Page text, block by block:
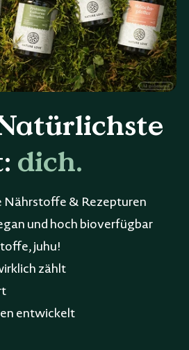
dich.
& Rezepturen
und hoch bioverfügbar
juhu!
zählt
entwickelt